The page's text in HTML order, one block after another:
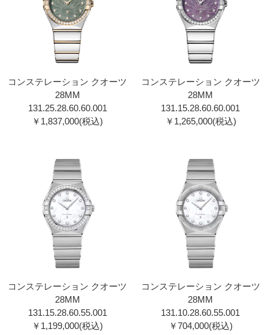
コンステレーション クオーツ
28MM
131.25.28.60.60.001
￥1,837,000(税込)
コンステレーション クオーツ
28MM
131.15.28.60.60.001
￥1,265,000(税込)
コンステレーション クオーツ
28MM
131.15.28.60.55.001
￥1,199,000(税込)
コンステレーション クオーツ
28MM
131.10.28.60.55.001
￥704,000(税込)